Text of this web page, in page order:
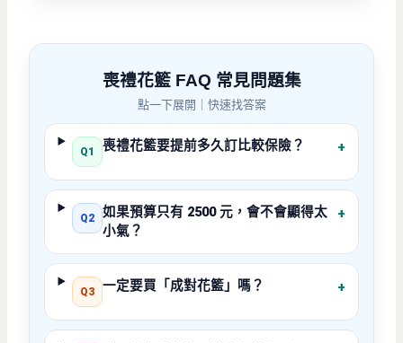
喪禮花籃 FAQ 常見問題集
點一下展開｜快速找答案
Q1 喪禮花籃要提前多久訂比較保險？ +
Q2
如果預算只有 2500 元，會不會顯得太
小氣？
+
Q3 一定要買「成對花籃」嗎？ +